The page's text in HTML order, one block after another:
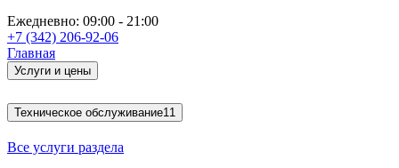
Ежедневно: 09:00 - 21:00
+7 (342) 206-92-06
Главная
Услуги и цены
Техническое обслуживание11
Все услуги раздела